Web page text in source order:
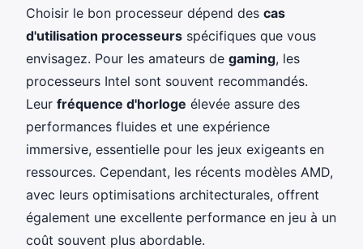
Choisir le bon processeur dépend des cas
d'utilisation processeurs spécifiques que vous
envisagez. Pour les amateurs de gaming, les
processeurs Intel sont souvent recommandés.
Leur fréquence d'horloge élevée assure des
performances fluides et une expérience
immersive, essentielle pour les jeux exigeants en
ressources. Cependant, les récents modèles AMD,
avec leurs optimisations architecturales, offrent
également une excellente performance en jeu à un
coût souvent plus abordable.